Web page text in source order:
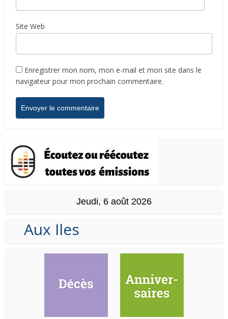
Site Web
Enregistrer mon nom, mon e-mail et mon site dans le
navigateur pour mon prochain commentaire.
Jeudi, 6 août 2026
Aux Iles